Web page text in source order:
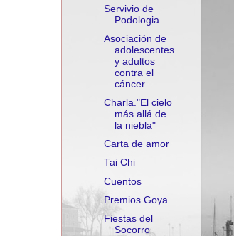
Servivio de
Podologia
Asociación de
adolescentes
y adultos
contra el
cáncer
Charla."El cielo
más allá de
la niebla"
Carta de amor
Tai Chi
Cuentos
Premios Goya
Fiestas del
Socorro